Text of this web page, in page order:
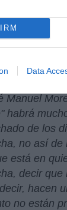
Data
13
por
no se han
Manuel
habrá
de los
no así de
está en
decir que
hacen
no están